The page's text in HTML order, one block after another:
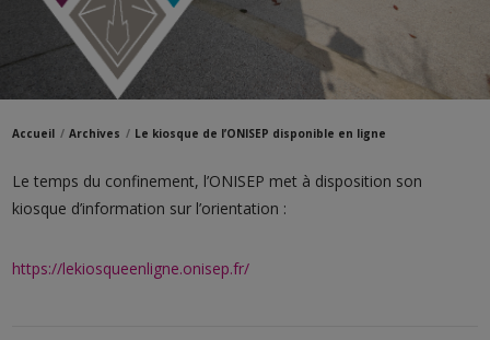
Accueil Archives Le kiosque de l’ONISEP disponible en ligne
Le temps du confinement, l’ONISEP met à disposition son
kiosque d’information sur l’orientation :
https://lekiosqueenligne.onisep.fr/